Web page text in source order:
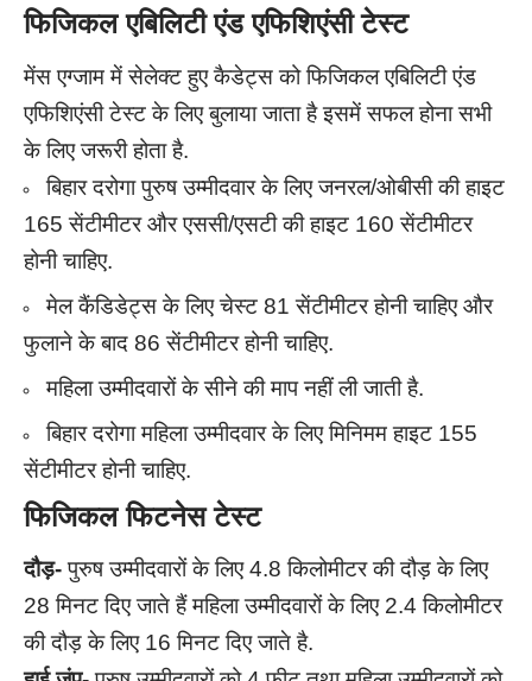
फिजिकल एबिलिटी एंड एफिशिएंसी टेस्ट
मेंस एग्जाम में सेलेक्ट हुए कैडेट्स को फिजिकल एबिलिटी एंड
एफिशिएंसी टेस्ट के लिए बुलाया जाता है इसमें सफल होना सभी
के लिए जरूरी होता है.
बिहार दरोगा पुरुष उम्मीदवार के लिए जनरल/ओबीसी की हाइट
165 सेंटीमीटर और एससी/एसटी की हाइट 160 सेंटीमीटर
होनी चाहिए.
मेल कैंडिडेट्स के लिए चेस्ट 81 सेंटीमीटर होनी चाहिए और
फुलाने के बाद 86 सेंटीमीटर होनी चाहिए.
महिला उम्मीदवारों के सीने की माप नहीं ली जाती है.
बिहार दरोगा महिला उम्मीदवार के लिए मिनिमम हाइट 155
सेंटीमीटर होनी चाहिए.
फिजिकल फिटनेस टेस्ट
दौड़-पुरुष उम्मीदवारों के लिए 4.8 किलोमीटर की दौड़ के लिए
28 मिनट दिए जाते हैं महिला उम्मीदवारों के लिए 2.4 किलोमीटर
की दौड़ के लिए 16 मिनट दिए जाते है.